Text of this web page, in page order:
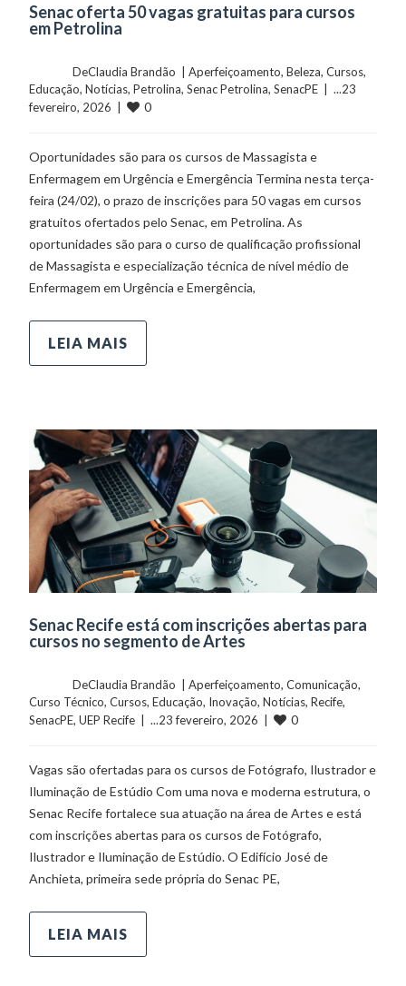
Senac oferta 50 vagas gratuitas para cursos
em Petrolina
	    	DeClaudia Brandão  |
Aperfeiçoamento, Beleza, Cursos
Educação, Notícias, Petrolina, Senac Petrolina, SenacPE
  |  ...23
fevereiro, 2026  |
0
Oportunidades são para os cursos de Massagista e
Enfermagem em Urgência e Emergência Termina nesta terça-
feira (24/02), o prazo de inscrições para 50 vagas em cursos
gratuitos ofertados pelo Senac, em Petrolina. As
oportunidades são para o curso de qualificação profissional
de Massagista e especialização técnica de nível médio de
Enfermagem em Urgência e Emergência,
LEIA MAIS
Senac Recife está com inscrições abertas para
cursos no segmento de Artes
	    	DeClaudia Brandão  |
Aperfeiçoamento, Comunicação
Curso Técnico, Cursos, Educação, Inovação, Notícias, Recife
SenacPE, UEP Recife
  |  ...23 fevereiro, 2026  |
0
Vagas são ofertadas para os cursos de Fotógrafo, Ilustrador e
Iluminação de Estúdio Com uma nova e moderna estrutura, o
Senac Recife fortalece sua atuação na área de Artes e está
com inscrições abertas para os cursos de Fotógrafo,
Ilustrador e Iluminação de Estúdio. O Edifício José de
Anchieta, primeira sede própria do Senac PE,
LEIA MAIS